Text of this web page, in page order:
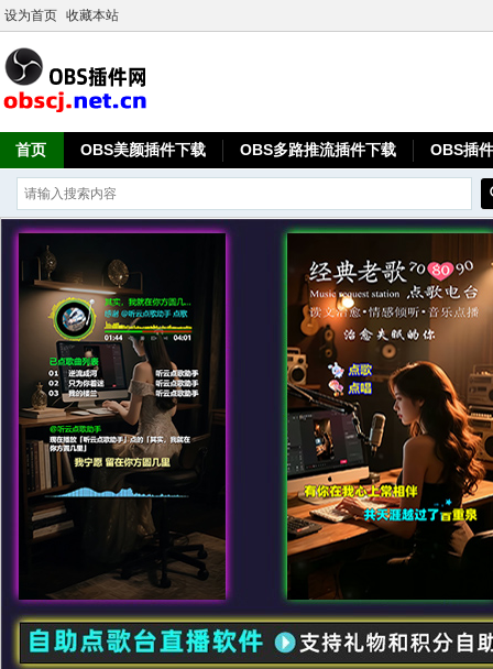
设为首页 收藏本站
首页 OBS美颜插件下载 OBS多路推流插件下载 OBS插